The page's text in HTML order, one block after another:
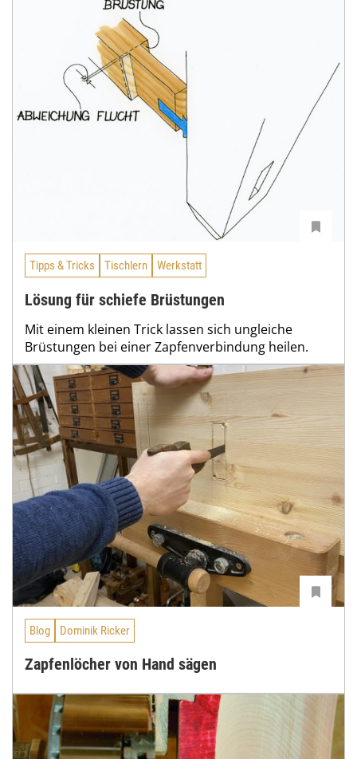
Tipps & Tricks Tischlern Werkstatt
Lösung für schiefe Brüstungen
Mit einem kleinen Trick lassen sich ungleiche
Brüstungen bei einer Zapfenverbindung heilen.
Blog Dominik Ricker
Zapfenlöcher von Hand sägen